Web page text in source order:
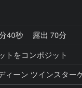
40秒
露出 70分
トをコンポジット
ィーン ツインスター